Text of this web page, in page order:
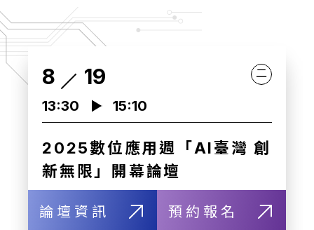
8 20 三
10:00 11:30
健康台灣 AI領航 論壇
論壇資訊 預約報名